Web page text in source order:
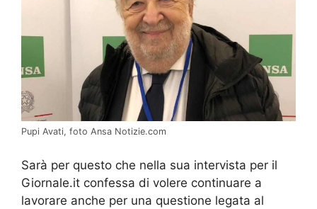
Pupi Avati, foto Ansa Notizie.com
Sarà per questo che nella sua intervista per il
Giornale.it confessa di volere continuare a
lavorare anche per una questione legata al